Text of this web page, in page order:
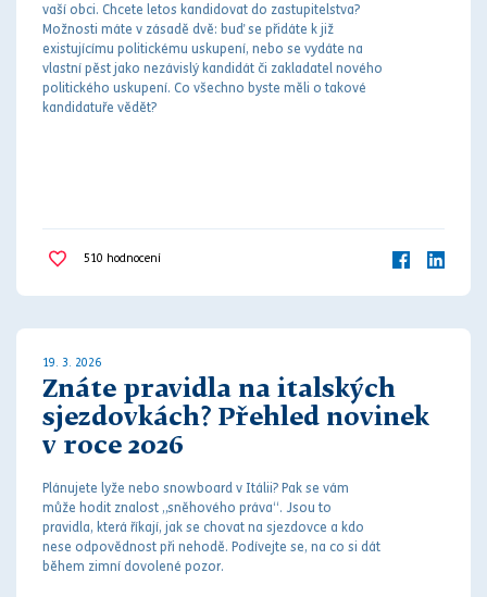
vaší obci. Chcete letos kandidovat do zastupitelstva?
Možnosti máte v zásadě dvě: buď se přidáte k již
existujícímu politickému uskupení, nebo se vydáte na
vlastní pěst jako nezávislý kandidát či zakladatel nového
politického uskupení. Co všechno byste měli o takové
kandidatuře vědět?
510 hodnocení
19. 3. 2026
Znáte pravidla na italských
sjezdovkách? Přehled novinek
v roce 2026
Plánujete lyže nebo snowboard v Itálii? Pak se vám
může hodit znalost „sněhového práva“. Jsou to
pravidla, která říkají, jak se chovat na sjezdovce a kdo
nese odpovědnost při nehodě. Podívejte se, na co si dát
během zimní dovolené pozor.